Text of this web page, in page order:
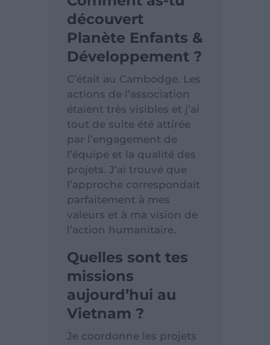
découvert
Planète Enfants &
Développement ?
C’était au Cambodge. Les
actions de l’association
étaient très visibles et j’ai
tout de suite été attirée
par l’engagement de
l’équipe et la qualité des
projets. J’ai trouvé que
l’approche correspondait
parfaitement à mes
valeurs et à ma vision de
l’action humanitaire.
Quelles sont tes
missions
aujourd’hui au
Vietnam ?
Je coordonne les projets